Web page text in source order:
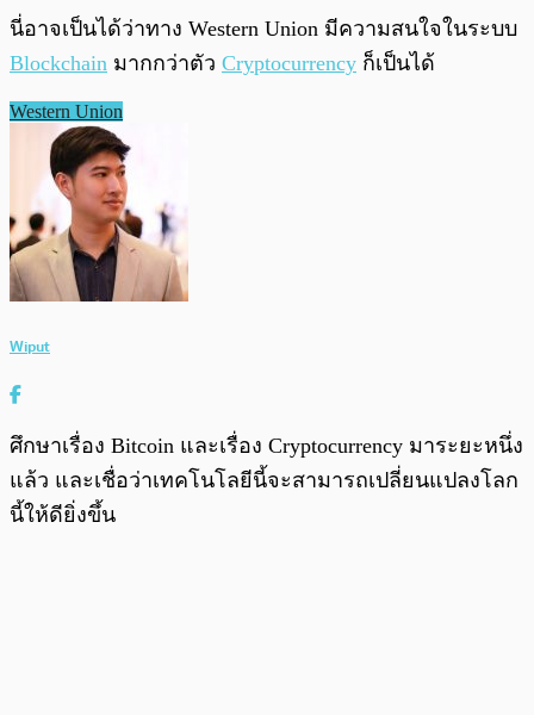
นี่อาจเป็นได้ว่าทาง Western Union มีความสนใจในระบบ
Blockchain มากกว่าตัว Cryptocurrency ก็เป็นได้
Western Union
Wiput
ศึกษาเรื่อง Bitcoin และเรื่อง Cryptocurrency มาระยะหนึ่ง
แล้ว และเชื่อว่าเทคโนโลยีนี้จะสามารถเปลี่ยนแปลงโลก
นี้ให้ดียิ่งขึ้น